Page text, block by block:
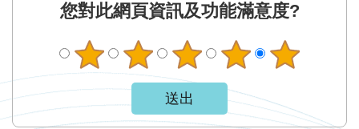
開
放
宣
您對此網頁資訊及功能滿意度?